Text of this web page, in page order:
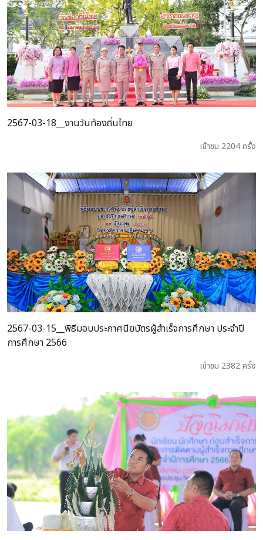
2567-03-18__งานวันท้องถิ่นไทย
เข้าชม 2204 ครั้ง
2567-03-15__พิธีมอบประกาศนียบัตรผู้สำเร็จการศึกษา ประจำปี
การศึกษา 2566
เข้าชม 2382 ครั้ง